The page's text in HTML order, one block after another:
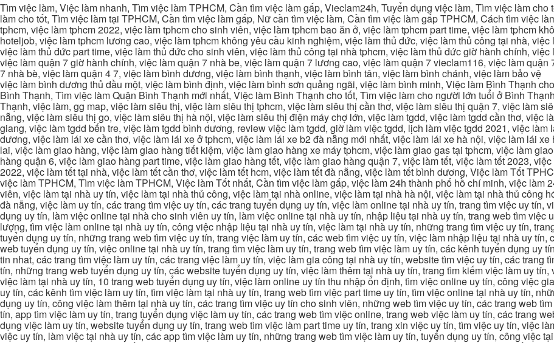
Tìm việc làm, Việc làm nhanh, Tìm việc làm TPHCM, Cần tìm việc làm gấp, Vieclam24h, Tuyển dụng việc làm, Tìm việc làm
làm cho tốt, Tìm việc làm tại TPHCM, Cần tìm việc làm gấp, Nữ cần tìm việc làm, Cần tìm việc làm gấp TPHCM, Cách tìm việc
tphcm, việc làm tphcm 2022, việc làm tphcm cho sinh viên, việc làm tphcm bao ăn ở, việc làm tphcm part time, việc làm tphcm
hoteljob, việc làm tphcm lương cao, việc làm tphcm không yêu cầu kinh nghiệm, việc làm thủ đức, việc làm thủ công tại nhà,
việc làm thủ đức part time, việc làm thủ đức cho sinh viên, việc làm thủ công tại nhà tphcm, việc làm thủ đức giờ hành chính,
việc làm quận 7 giờ hành chính, việc làm quận 7 nhà be, việc làm quận 7 lương cao, việc làm quận 7 vieclam116, việc làm
7 nhà bè, việc làm quận 4 7, việc làm bình dương, việc làm bình thạnh, việc làm bình tân, việc làm bình chánh, việc làm bảo vệ
việc làm bình dương thủ dầu một, việc làm bình định, việc làm bình sơn quảng ngãi, việc làm bình minh, Việc làm Bình Thạnh
Bình Thạnh, Tìm việc làm Quận Bình Thạnh mới nhất, Việc làm Bình Thạnh cho tốt, Tìm việc làm cho người lớn tuổi ở Bình
Thạnh, việc làm, gg map, việc làm siêu thị, việc làm siêu thị tphcm, việc làm siêu thị cần thơ, việc làm siêu thị quận 7, việc làm
nẵng, việc làm siêu thị go, việc làm siêu thị hà nội, việc làm siêu thị điện máy chợ lớn, việc làm tgdd, việc làm tgdd cần thơ, việc
giang, việc làm tgdd bến tre, việc làm tgdd bình dương, review việc làm tgdd, giờ làm việc tgdd, lịch làm việc tgdd 2021, việc
dương, việc làm lái xe cần thơ, việc làm lái xe ở tphcm, việc làm lái xe b2 đà nẵng mới nhất, việc làm lái xe hà nội, việc làm lái
lai, việc làm giao hàng, việc làm giao hàng tiết kiệm, việc làm giao hàng xe máy tphcm, việc làm giao gas tại tphcm, việc làm
hàng quận 6, việc làm giao hàng part time, việc làm giao hàng tết, việc làm giao hàng quận 7, việc làm tết, việc làm tết 2023,
2022, việc làm tết tại nhà, việc làm tết cần thơ, việc làm tết hcm, việc làm tết đà nẵng, việc làm tết bình dương, Việc làm Tốt
việc làm TPHCM, Tìm việc làm TPHCM, Việc làm Tốt nhất, Cần tìm việc làm gấp, việc làm 24h thành phố hồ chí minh, việc làm
viên, việc làm tại nhà uy tín, việc làm tại nhà thủ công, việc làm tại nhà online, việc làm tại nhà hà nội, việc làm tại nhà thủ công
đà nẵng, việc làm uy tín, các trang tìm việc uy tín, các trang tuyển dụng uy tín, việc làm online tại nhà uy tín, trang tìm việc uy tín,
dụng uy tín, làm việc online tại nhà cho sinh viên uy tín, làm việc online tại nhà uy tín, nhập liệu tại nhà uy tín, trang web tìm việc
lượng, tìm việc làm online tại nhà uy tín, công việc nhập liệu tại nhà uy tín, việc làm tại nhà uy tín, những trang tìm việc uy tín,
tuyển dụng uy tín, những trang web tìm việc uy tín, trang việc làm uy tín, các web tìm việc uy tín, việc làm nhập liệu tại nhà uy
web tuyển dụng uy tín, việc online tại nhà uy tín, trang tìm việc làm uy tín, trang web tìm việc làm uy tín, các kênh tuyển dụng uy
tin nhat, các trang tìm việc làm uy tín, các trang việc làm uy tín, việc làm gia công tại nhà uy tín, website tìm việc uy tín, các trang
tín, những trang web tuyển dụng uy tín, các website tuyển dụng uy tín, việc làm thêm tại nhà uy tín, trang tìm kiếm việc làm uy
việc làm tại nhà uy tín, 10 trang web tuyển dụng uy tín, việc làm online uy tín thu nhập ổn định, tìm việc online uy tín, công việc
uy tín, các kênh tìm việc làm uy tín, tìm việc làm tại nhà uy tín, trang web tìm việc part time uy tín, tìm việc online tại nhà uy tín,
dụng uy tín, công việc làm thêm tại nhà uy tín, các trang tìm việc uy tín cho sinh viên, những web tìm việc uy tín, các trang web
tín, app tìm việc làm uy tín, trang tuyển dụng việc làm uy tín, các trang web tìm việc online, trang web việc làm uy tín, các trang
dụng việc làm uy tín, website tuyển dụng uy tín, trang web tìm việc làm part time uy tín, trang xin việc uy tín, tìm việc uy tín, việc
việc uy tín, làm việc tại nhà uy tín, các app tìm việc làm uy tín, những trang web tìm việc làm uy tín, tuyển dụng uy tín, công việc